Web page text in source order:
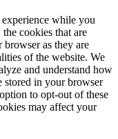
while you
cookies that are
browser as they are
of the website. We
and understand how
stored in your browser
to opt-out of these
may affect your